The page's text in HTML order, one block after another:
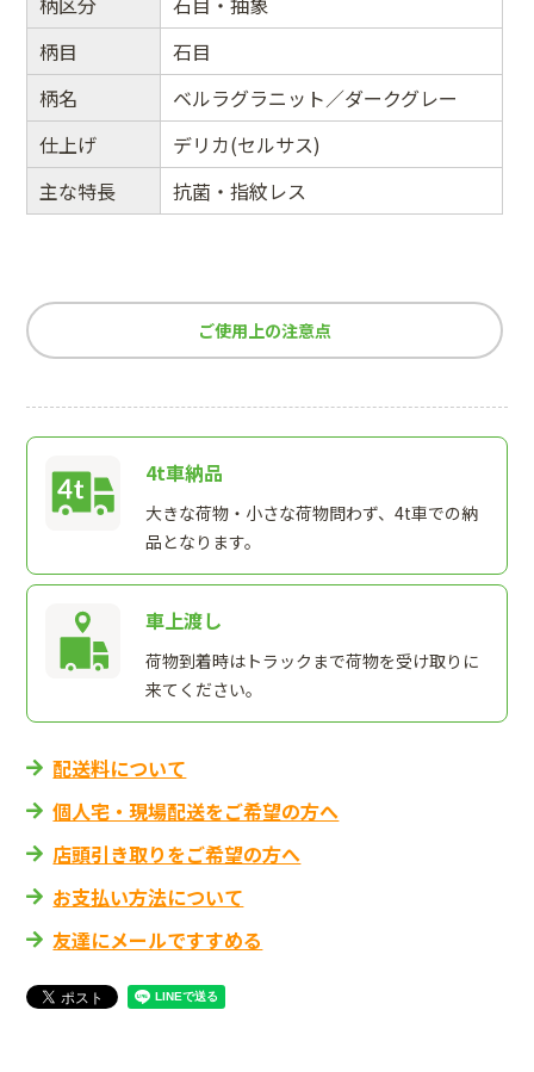
柄目
石目
柄名
ベルラグラニット／ダークグレー
仕上げ
デリカ(セルサス)
主な特長
抗菌・指紋レス
ご使用上の注意点
4t車納品
大きな荷物・小さな荷物問わず、4t車での納
品となります。
車上渡し
荷物到着時はトラックまで荷物を受け取りに
来てください。
配送料について
個人宅・現場配送をご希望の方へ
店頭引き取りをご希望の方へ
お支払い方法について
友達にメールですすめる